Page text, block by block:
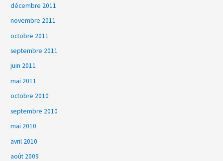
décembre 2011
novembre 2011
octobre 2011
septembre 2011
juin 2011
mai 2011
octobre 2010
septembre 2010
mai 2010
avril 2010
août 2009